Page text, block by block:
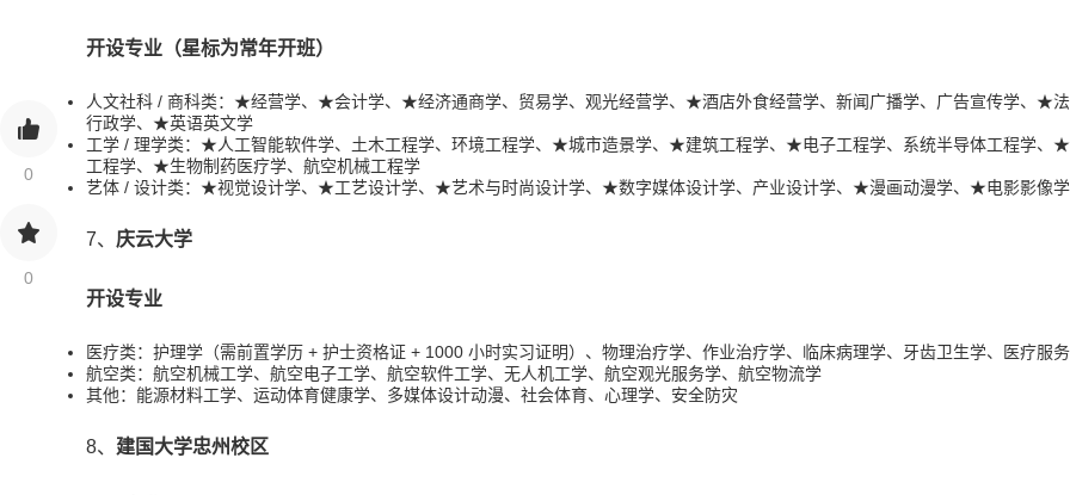
0
0
开设专业（星标为常年开班）
人文社科 / 商科类：★经营学、★会计学、★经济通商学、贸易学、观光经营学、★酒店外食经营学、新闻广播学、广告宣传学、★
行政学、★英语英文学
工学 / 理学类：★人工智能软件学、土木工程学、环境工程学、★城市造景学、★建筑工程学、★电子工程学、系统半导体工程学、
工程学、★生物制药医疗学、航空机械工程学
艺体 / 设计类：★视觉设计学、★工艺设计学、★艺术与时尚设计学、★数字媒体设计学、产业设计学、★漫画动漫学、★电影影像
7、 庆云大学
开设专业
医疗类：护理学（需前置学历 + 护士资格证 + 1000 小时实习证明）、物理治疗学、作业治疗学、临床病理学、牙齿卫生学、医疗服
航空类：航空机械工学、航空电子工学、航空软件工学、无人机工学、航空观光服务学、航空物流学
其他：能源材料工学、运动体育健康学、多媒体设计动漫、社会体育、心理学、安全防灾
8、 建国大学忠州校区